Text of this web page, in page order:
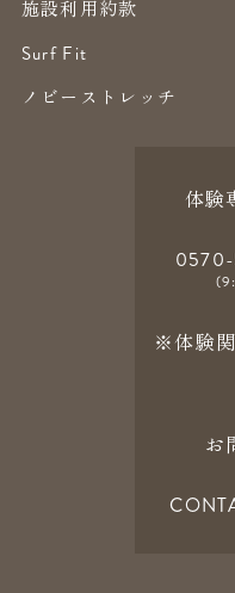
施設利用約款
Surf Fit
ノビーストレッチ
体験
※体験
お